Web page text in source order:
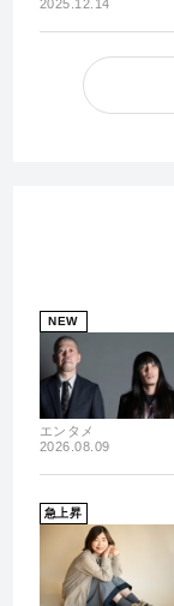
2025.12.14
NEW
エンタメ
2026.08.09
急上昇